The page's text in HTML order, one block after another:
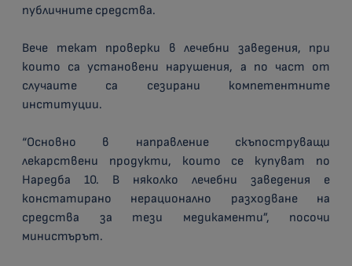
публичните средства.
Вече текат проверки в лечебни заведения, при
които са установени нарушения, а по част от
случаите са сезирани компетентните
институции.
“Основно в направление скъпоструващи
лекарствени продукти, които се купуват по
Наредба 10. В няколко лечебни заведения е
констатирано нерационално разходване на
средства за тези медикаменти”, посочи
министърът.